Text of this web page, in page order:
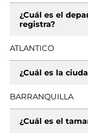
¿Cuál es el
registra?
ATLANTICO
¿Cuál es la
BARRANQUILLA
¿Cuál es el